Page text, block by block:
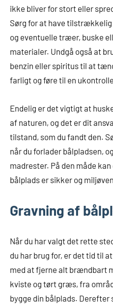
ikke bliver for stort eller
Sørg for at have
og eventuelle træer, buske
materialer. Undgå også at
benzin eller spiritus til at
farligt og føre til en
Endelig er det vigtigt at
af naturen, og det er dit
tilstand, som du fandt den.
når du forlader bålpladsen,
madrester. På den måde
bålplads er sikker og
Gravning af
Når du har valgt det rette
du har brug for, er det tid til
med at fjerne alt brændbart
kviste og tørt græs, fra
bygge din bålplads. Derefter